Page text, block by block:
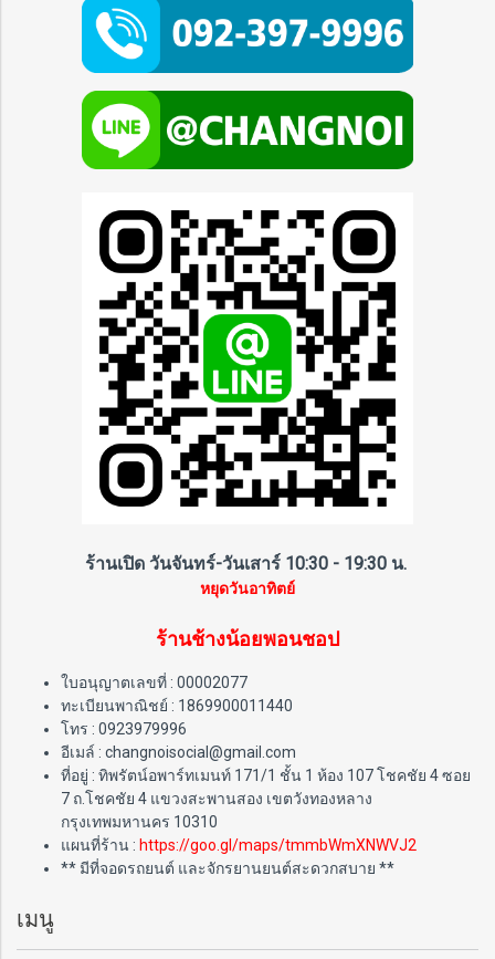
ร้านเปิด วันจันทร์-วันเสาร์ 10:30 - 19:30 น.
หยุดวันอาทิตย์
ร้านช้างน้อยพอนชอป
ใบอนุญาตเลขที่ : 00002077
ทะเบียนพาณิชย์ : 1869900011440
โทร : 0923979996
อีเมล์ : changnoisocial@gmail.com
ที่อยู่ : ทิพรัตน์อพาร์ทเมนท์ 171/1 ชั้น 1 ห้อง 107 โชคชัย 4 ซอย
7 ถ.โชคชัย 4 แขวงสะพานสอง เขตวังทองหลาง
กรุงเทพมหานคร 10310
แผนที่ร้าน : https://goo.gl/maps/tmmbWmXNWVJ2
** มีที่จอดรถยนต์ และจักรยานยนต์สะดวกสบาย **
เมนู